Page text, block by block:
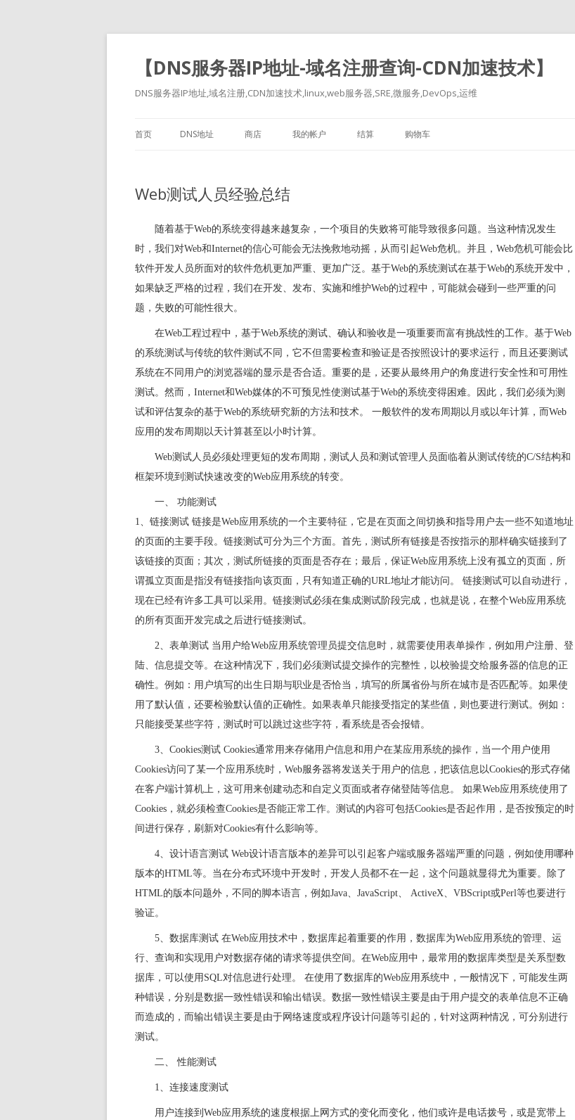
【DNS服务器IP地址-域名注册查询-CDN加速技术】
DNS服务器IP地址,域名注册,CDN加速技术,linux,web服务器,SRE,微服务,DevOps,运维
首页 DNS地址 商店 我的帐户 结算 购物车
Web测试人员经验总结
随着基于Web的系统变得越来越复杂，一个项目的失败将可能导致很多问题。当这种情况发生
时，我们对Web和Internet的信心可能会无法挽救地动摇，从而引起Web危机。并且，Web危机可能会比
软件开发人员所面对的软件危机更加严重、更加广泛。 基于Web的系统测试在基于Web的系统开发中，
如果缺乏严格的过程，我们在开发、发布、实施和维护Web的过程中，可能就会碰到一些严重的问
题，失败的可能性很大。
在Web工程过程中，基于Web系统的测试、确认和验收是一项重要而富有挑战性的工作。基于Web
的系统测试与传统的软件测试不同，它不但需要检查和验证是否按照设计的要求运行，而且还要测试
系统在不同用户的浏览器端的显示是否合适。重要的是，还要从最终用户的角度进行安全性和可用性
测试。然而，Internet和Web媒体的不可预见性使测试基于Web的系统变得困难。因此，我们必须为测
试和评估复杂的基于Web的系统研究新的方法和技术。 一般软件的发布周期以月或以年计算，而Web
应用的发布周期以天计算甚至以小时计算。
Web测试人员必须处理更短的发布周期，测试人员和测试管理人员面临着从测试传统的C/S结构和
框架环境到测试快速改变的Web应用系统的转变。
一、 功能测试
1、链接测试 链接是Web应用系统的一个主要特征，它是在页面之间切换和指导用户去一些不知道地址
的页面的主要手段。链接测试可分为三个方面。首先，测试所有链接是否按指示的那样确实链接到了
该链接的页面；其次，测试所链接的页面是否存在；最后，保证Web应用系统上没有孤立的页面，所
谓孤立页面是指没有链接指向该页面，只有知道正确的URL地址才能访问。 链接测试可以自动进行，
现在已经有许多工具可以采用。链接测试必须在集成测试阶段完成，也就是说，在整个Web应用系统
的所有页面开发完成之后进行链接测试。
2、表单测试 当用户给Web应用系统管理员提交信息时，就需要使用表单操作，例如用户注册、登
陆、信息提交等。在这种情况下，我们必须测试提交操作的完整性，以校验提交给服务器的信息的正
确性。例如：用户填写的出生日期与职业是否恰当，填写的所属省份与所在城市是否匹配等。如果使
用了默认值，还要检验默认值的正确性。如果表单只能接受指定的某些值，则也要进行测试。例如：
只能接受某些字符，测试时可以跳过这些字符，看系统是否会报错。
3、Cookies测试 Cookies通常用来存储用户信息和用户在某应用系统的操作，当一个用户使用
Cookies访问了某一个应用系统时，Web服务器将发送关于用户的信息，把该信息以Cookies的形式存储
在客户端计算机上，这可用来创建动态和自定义页面或者存储登陆等信息。 如果Web应用系统使用了
Cookies，就必须检查Cookies是否能正常工作。测试的内容可包括Cookies是否起作用，是否按预定的时
间进行保存，刷新对Cookies有什么影响等。
4、设计语言测试 Web设计语言版本的差异可以引起客户端或服务器端严重的问题，例如使用哪种
版本的HTML等。当在分布式环境中开发时，开发人员都不在一起，这个问题就显得尤为重要。除了
HTML的版本问题外，不同的脚本语言，例如Java、JavaScript、 ActiveX、VBScript或Perl等也要进行
验证。
5、数据库测试 在Web应用技术中，数据库起着重要的作用，数据库为Web应用系统的管理、运
行、查询和实现用户对数据存储的请求等提供空间。在Web应用中，最常用的数据库类型是关系型数
据库，可以使用SQL对信息进行处理。 在使用了数据库的Web应用系统中，一般情况下，可能发生两
种错误，分别是数据一致性错误和输出错误。数据一致性错误主要是由于用户提交的表单信息不正确
而造成的，而输出错误主要是由于网络速度或程序设计问题等引起的，针对这两种情况，可分别进行
测试。
二、 性能测试
1、连接速度测试
用户连接到Web应用系统的速度根据上网方式的变化而变化，他们或许是电话拨号，或是宽带上